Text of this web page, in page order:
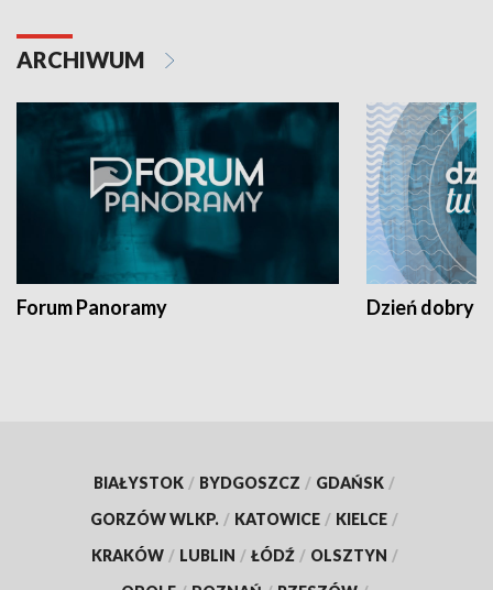
ARCHIWUM
Forum Panoramy Dzień dobry
BIAŁYSTOK / BYDGOSZCZ / GDAŃSK /
GORZÓW WLKP. / KATOWICE / KIELCE /
KRAKÓW / LUBLIN / ŁÓDŹ / OLSZTYN /